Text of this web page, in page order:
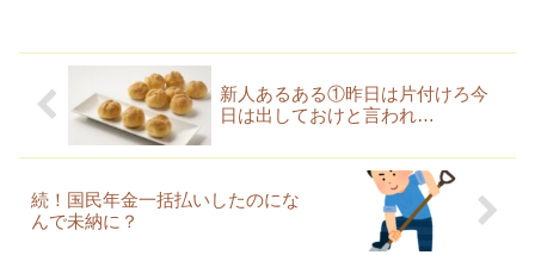
新人あるある①昨日は片付けろ今
日は出しておけと言われ…
続！国民年金一括払いしたのにな
んで未納に？